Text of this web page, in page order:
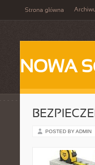
Strona główna
NOWA
POSTED BY ADMIN